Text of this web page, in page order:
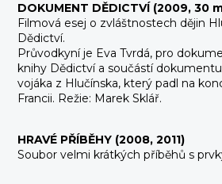
DOKUMENT DĚDICTVÍ (2009, 30
Filmová esej o zvláštnostech dějin
Dědictví.
Průvodkyní je Eva Tvrdá, pro
knihy Dědictví a součástí
vojáka z Hlučínska, který padl na
Francii. Režie: Marek Sklář.
HRAVÉ PŘÍBĚHY (2008, 2011)
Soubor velmi krátkých příběhů s